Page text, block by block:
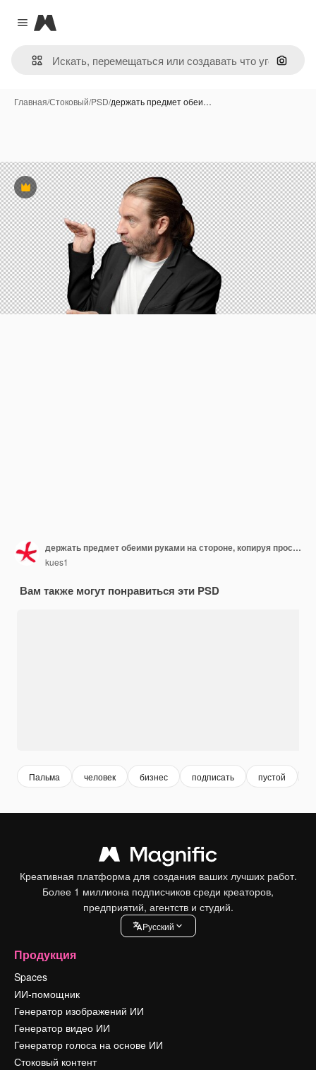
Close menu
Magnific
Поиск
Главная/Стоковый/PSD/держать предмет обеи…
Премиум
держать предмет обеими руками на стороне, копируя пространство, показывающее предложение или рекламу объекта
kues1
Вам также могут понравиться эти PSD
Пальма человек бизнес подписать пустой
Креативная платформа для создания ваших лучших работ.
Более 1 миллиона подписчиков среди креаторов,
предприятий, агентств и студий.
Pусский
Продукция
Spaces
ИИ-помощник
Генератор изображений ИИ
Генератор видео ИИ
Генератор голоса на основе ИИ
Стоковый контент